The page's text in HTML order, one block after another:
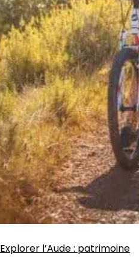
Explorer l’Aude : patrimoine